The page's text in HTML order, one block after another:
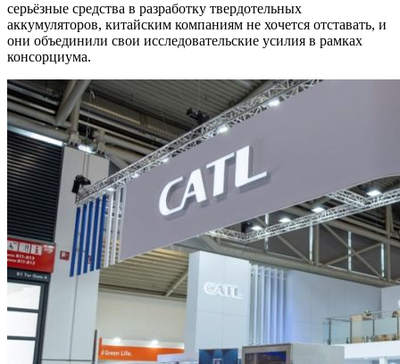
серьёзные средства в разработку твердотельных
аккумуляторов, китайским компаниям не хочется отставать, и
они объединили свои исследовательские усилия в рамках
консорциума.